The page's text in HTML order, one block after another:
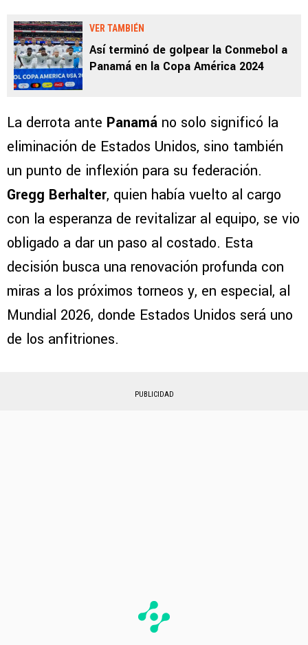
VER TAMBIÉN
Así terminó de golpear la Conmebol a
Panamá en la Copa América 2024
La derrota ante Panamá no solo significó la
eliminación de Estados Unidos, sino también
un punto de inflexión para su federación.
Gregg Berhalter, quien había vuelto al cargo
con la esperanza de revitalizar al equipo, se vio
obligado a dar un paso al costado. Esta
decisión busca una renovación profunda con
miras a los próximos torneos y, en especial, al
Mundial 2026, donde Estados Unidos será uno
de los anfitriones.
PUBLICIDAD